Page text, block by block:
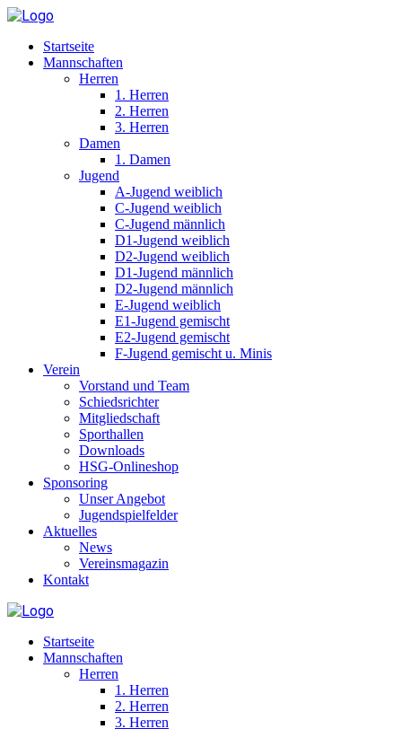
Startseite
Mannschaften
Herren
1. Herren
2. Herren
3. Herren
Damen
1. Damen
Jugend
A-Jugend weiblich
C-Jugend weiblich
C-Jugend männlich
D1-Jugend weiblich
D2-Jugend weiblich
D1-Jugend männlich
D2-Jugend männlich
E-Jugend weiblich
E1-Jugend gemischt
E2-Jugend gemischt
F-Jugend gemischt u. Minis
Verein
Vorstand und Team
Schiedsrichter
Mitgliedschaft
Sporthallen
Downloads
HSG-Onlineshop
Sponsoring
Unser Angebot
Jugendspielfelder
Aktuelles
News
Vereinsmagazin
Kontakt
Startseite
Mannschaften
Herren
1. Herren
2. Herren
3. Herren